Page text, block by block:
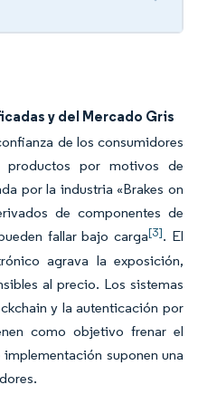
y del Mercado Gris
de los consumidores
productos por motivos de
por la industria «Brakes on
de componentes de
fallar bajo carga[3]. El
agrava la exposición,
al precio. Los sistemas
y la autenticación por
como objetivo frenar el
suponen una